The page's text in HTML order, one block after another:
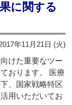
に関する
年11月21日 (火)
けた重要なツー
おります。 医療
、国家戦略特区
用いただいてお